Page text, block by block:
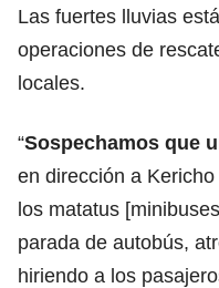
Las fuertes lluvias
operaciones de
locales.
“Sospechamos que
en dirección a
los matatus
parada de autobús,
hiriendo a los